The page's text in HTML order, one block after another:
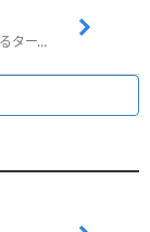
武器の『アビリティ』と『戦神』を駆使するターン制コマンドバトルRPG！